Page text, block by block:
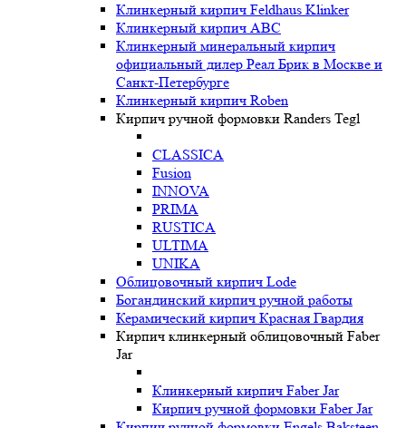
Клинкерный кирпич Feldhaus Klinker
Клинкерный кирпич ABC
Клинкерный минеральный кирпич
официальный дилер Реал Брик в Москве и
Санкт-Петербурге
Клинкерный кирпич Roben
Кирпич ручной формовки Randers Tegl
CLASSICA
Fusion
INNOVA
PRIMA
RUSTICA
ULTIMA
UNIKA
Oблицовочный кирпич Lode
Богандинский кирпич ручной работы
Керамический кирпич Красная Гвардия
Кирпич клинкерный облицовочный Faber
Jar
Клинкерный кирпич Faber Jar
Кирпич ручной формовки Faber Jar